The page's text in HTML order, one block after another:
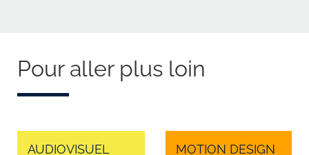
Pour aller plus loin
AUDIOVISUEL
MOTION DESIGN